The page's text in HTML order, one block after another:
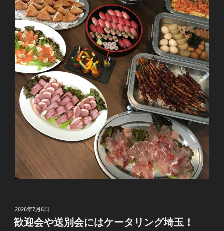
投
稿
日:
2026年7月6日
歓迎会や送別会にはケータリング埼玉！